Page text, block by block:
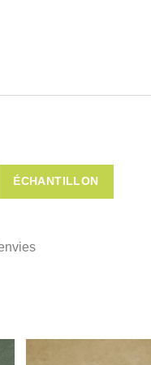
ÉCHANTILLON